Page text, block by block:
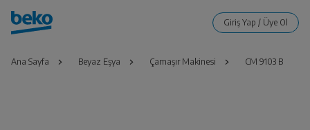
Ana Sayfa Beyaz Eşya Çamaşır Makinesi CM 9103 B